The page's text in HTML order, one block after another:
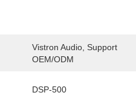
Vistron Audio, Support
OEM/ODM
DSP-500